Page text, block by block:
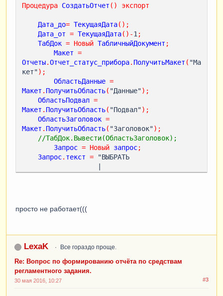
Процедура СоздатьОтчет () экспорт
Дата_до= ТекущаяДата();
Дата_от = ТекущаяДата()-1;
ТабДок = Новый ТабличныйДокумент ;
Макет =
Отчеты.Отчет_статус_прибора. ПолучитьМакет ( "Ма
кет");
ОбластьДанные =
Макет . ПолучитьОбласть( "Данные");
ОбластьПодвал =
Макет . ПолучитьОбласть( "Подвал");
ОбластьЗаголовок =
Макет . ПолучитьОбласть( "Заголовок");
//ТабДок.Вывести(ОбластьЗаголовок);
Запрос = Новый запрос;
Запрос. текст = "ВЫБРАТЬ
РеестрДвиженияПрибораСрезПоследних
истр ,
               |
ГДЕ
РеестрДвиженияПрибораСрезПоследних
ки МЕЖДУ & Дата_от И &Дата_до
............................
просто не работает(((
LexaK Все гораздо проще.
Re: Вопрос по формированию отчёта по средствам
регламентного задания.
#3
30 мая 2016, 10:27